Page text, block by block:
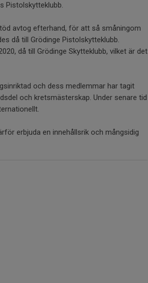
Pistolskytteklubb.
avtog efterhand, för att så småningom
då till Grödinge Pistolskytteklubb.
då till Grödinge Skytteklubb, vilket är det
och dess medlemmar har tagit
och kretsmästerskap. Under senare tid
erbjuda en innehållsrik och mångsidig